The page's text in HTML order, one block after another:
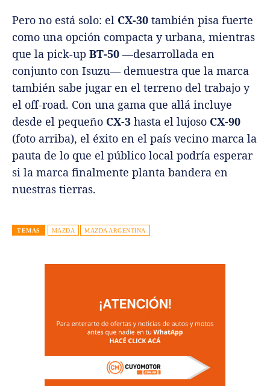
Pero no está solo: el CX-30 también pisa fuerte
como una opción compacta y urbana, mientras
que la pick-up BT-50 —desarrollada en
conjunto con Isuzu— demuestra que la marca
también sabe jugar en el terreno del trabajo y
el off-road. Con una gama que allá incluye
desde el pequeño CX-3 hasta el lujoso CX-90
(foto arriba), el éxito en el país vecino marca la
pauta de lo que el público local podría esperar
si la marca finalmente planta bandera en
nuestras tierras.
TEMAS MAZDA MAZDA ARGENTINA